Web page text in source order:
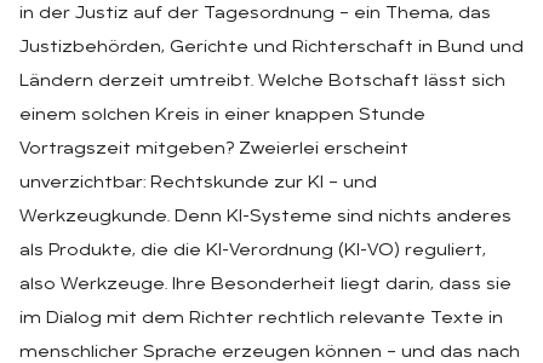
in der Justiz auf der Tagesordnung – ein Thema, das
Justizbehörden, Gerichte und Richterschaft in Bund und
Ländern derzeit umtreibt. Welche Botschaft lässt sich
einem solchen Kreis in einer knappen Stunde
Vortragszeit mitgeben? Zweierlei erscheint
unverzichtbar: Rechtskunde zur KI – und
Werkzeugkunde. Denn KI-Systeme sind nichts anderes
als Produkte, die die KI-Verordnung (KI-VO) reguliert,
also Werkzeuge. Ihre Besonderheit liegt darin, dass sie
im Dialog mit dem Richter rechtlich relevante Texte in
menschlicher Sprache erzeugen können – und das nach